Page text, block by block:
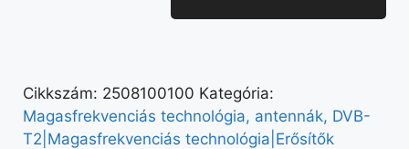
Cikkszám: 2508100100 Kategória:
Magasfrekvenciás technológia, antennák, DVB-
T2|Magasfrekvenciás technológia|Erősítők